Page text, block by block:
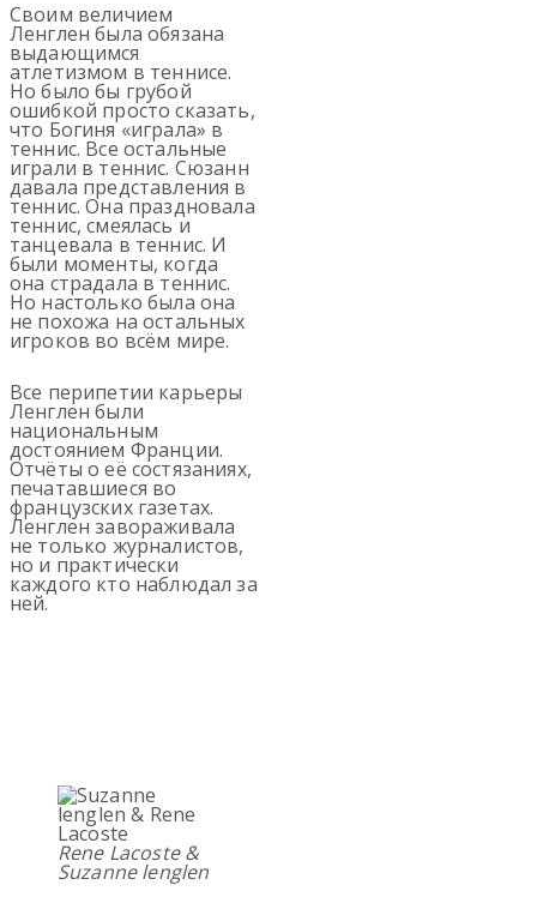
Своим величием
Ленглен была обязана
выдающимся
атлетизмом в теннисе.
Но было бы грубой
ошибкой просто сказать,
что Богиня «играла» в
теннис. Все остальные
играли в теннис. Сюзанн
давала представления в
теннис. Она праздновала
теннис, смеялась и
танцевала в теннис. И
были моменты, когда
она страдала в теннис.
Но настолько была она
не похожа на остальных
игроков во всём мире.
Все перипетии карьеры
Ленглен были
национальным
достоянием Франции.
Отчёты о её состязаниях,
печатавшиеся во
французских газетах.
Ленглен завораживала
не только журналистов,
но и практически
каждого кто наблюдал за
ней.
Rene Lacoste &
Suzanne lenglen